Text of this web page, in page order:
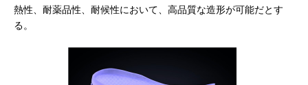
熱性、耐薬品性、耐候性において、高品質な造形が可能だとす
る。